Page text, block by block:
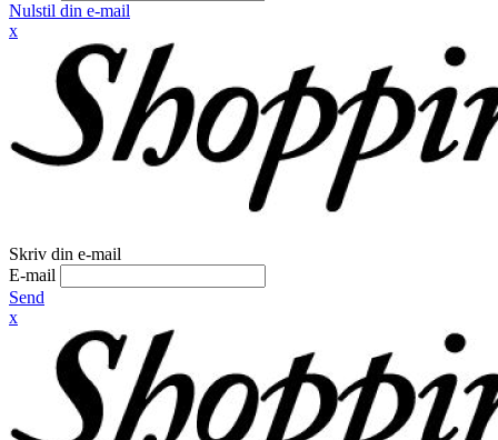
Nulstil din e-mail
x
Skriv din e-mail
E-mail
Send
x